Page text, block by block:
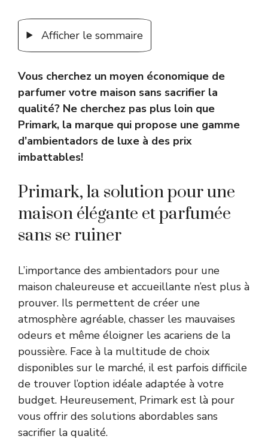
Afficher le sommaire
Vous cherchez un moyen économique de
parfumer votre maison sans sacrifier la
qualité? Ne cherchez pas plus loin que
Primark, la marque qui propose une gamme
d’ambientadors de luxe à des prix
imbattables!
Primark, la solution pour une
maison élégante et parfumée
sans se ruiner
L’importance des ambientadors pour une
maison chaleureuse et accueillante n’est plus à
prouver. Ils permettent de créer une
atmosphère agréable, chasser les mauvaises
odeurs et même éloigner les acariens de la
poussière. Face à la multitude de choix
disponibles sur le marché, il est parfois difficile
de trouver l’option idéale adaptée à votre
budget. Heureusement, Primark est là pour
vous offrir des solutions abordables sans
sacrifier la qualité.